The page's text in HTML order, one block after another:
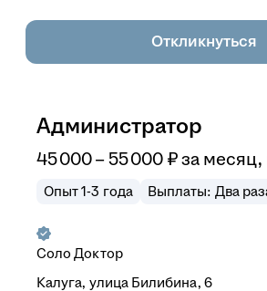
Откликнуться
Администратор
45 000–55 000 ₽ за месяц,
Опыт 1-3 года Выплаты: Два
Соло Доктор
Калуга, улица Билибина, 6